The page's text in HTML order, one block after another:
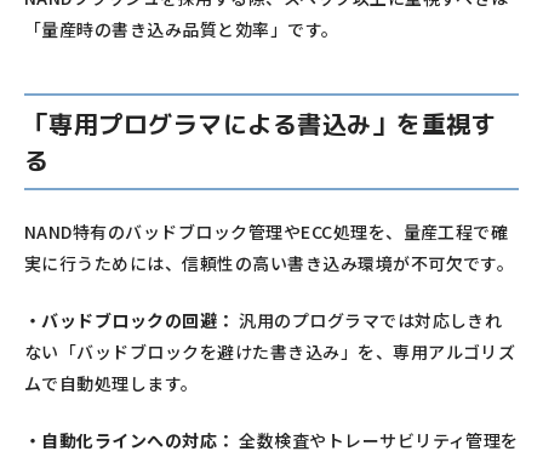
「量産時の書き込み品質と効率」です。
「専用プログラマによる書込み」を重視す
る
NAND特有のバッドブロック管理やECC処理を、量産工程で確
実に行うためには、信頼性の高い書き込み環境が不可欠です。
・バッドブロックの回避： 汎用のプログラマでは対応しきれ
ない「バッドブロックを避けた書き込み」を、専用アルゴリズ
ムで自動処理します。
・自動化ラインへの対応： 全数検査やトレーサビリティ管理を